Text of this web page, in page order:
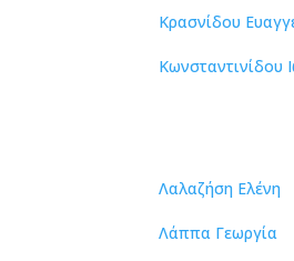
Κρασνίδου
Κωνσταντινίδου
Λαλαζήση Ελένη
Λάππα Γεωργία